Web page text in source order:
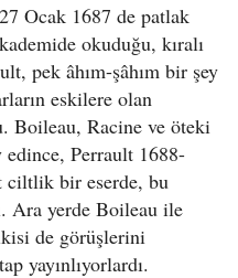
Ocak 1687 de patlak
okuduğu, kıralı
pek âhım-şâhım bir şey
eskilere olan
Boileau, Racine ve öteki
Perrault 1688-
ciltlik bir eserde, bu
Ara yerde Boileau ile
de görüşlerini
yayınlıyorlardı.